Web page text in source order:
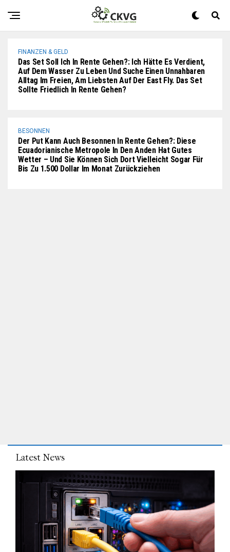
Einer Rente. Werden Wir Im Ruhestand Genug Haben, Um
„ein Einfaches Leben Zu Führen“?
FINANZEN & GELD
Das Set Soll Ich In Rente Gehen?: Ich Hätte Es Verdient,
Auf Dem Wasser Zu Leben Und Suche Einen Unnahbaren
Alltag Im Freien, Am Liebsten Auf Der East Fly. Das Set
Sollte Friedlich In Rente Gehen?
BESONNEN
Der Put Kann Auch Besonnen In Rente Gehen?: Diese
Ecuadorianische Metropole In Den Anden Hat Gutes
Wetter – Und Sie Können Sich Dort Vielleicht Sogar Für
Bis Zu 1.500 Dollar Im Monat Zurückziehen
Latest News